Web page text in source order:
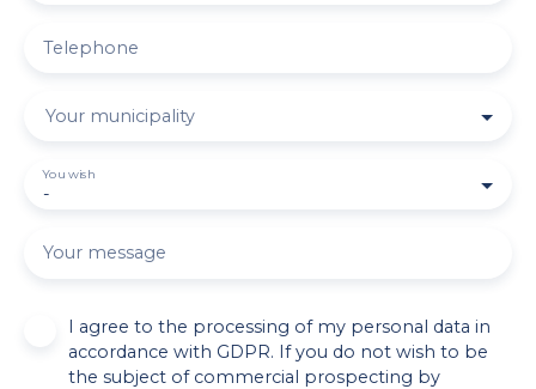
Telephone
Your municipality
-
You wish
Your message
I agree to the processing of my personal data in
accordance with GDPR. If you do not wish to be
the subject of commercial prospecting by